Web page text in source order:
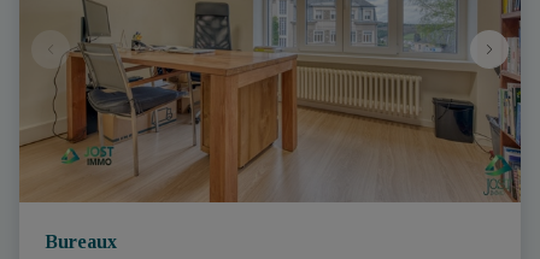
Bureaux